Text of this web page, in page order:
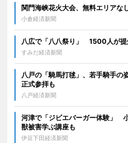
関門海峡花火大会、無料エリアな
小倉経済新聞
八広で「八八祭り」 1500人が提
すみだ経済新聞
八戸の「騎馬打毬」、若手騎手
正式参拝も
八戸経済新聞
河津で「ジビエバーガー体験」
獣被害学ぶ講座も
伊豆下田経済新聞